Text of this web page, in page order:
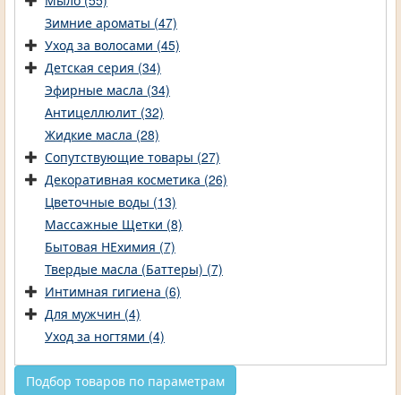
Зимние ароматы (47)
Уход за волосами (45)
Детская серия (34)
Эфирные масла (34)
Антицеллюлит (32)
Жидкие масла (28)
Сопутствующие товары (27)
Декоративная косметика (26)
Цветочные воды (13)
Массажные Щетки (8)
Бытовая НЕхимия (7)
Твердые масла (Баттеры) (7)
Интимная гигиена (6)
Для мужчин (4)
Уход за ногтями (4)
Подбор товаров по параметрам